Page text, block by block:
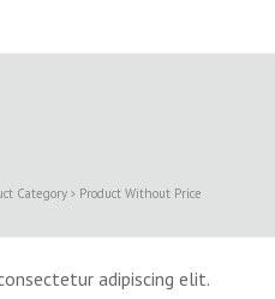
Category Product Without Price
adipiscing elit.